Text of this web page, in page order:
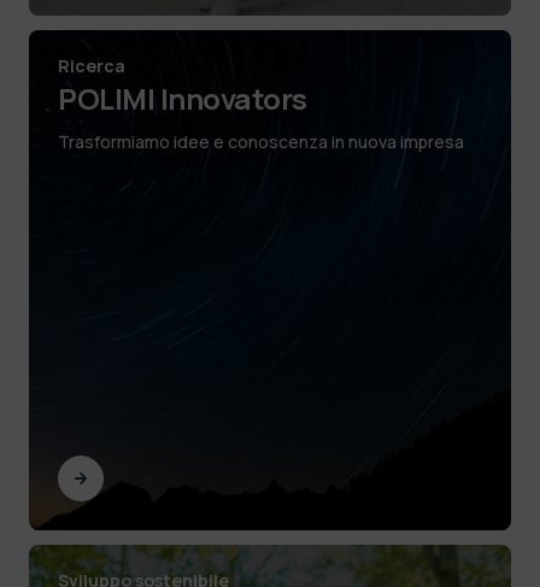
Ricerca
POLIMI Innovators
Trasformiamo idee e conoscenza in nuova impresa
Sviluppo sostenibile